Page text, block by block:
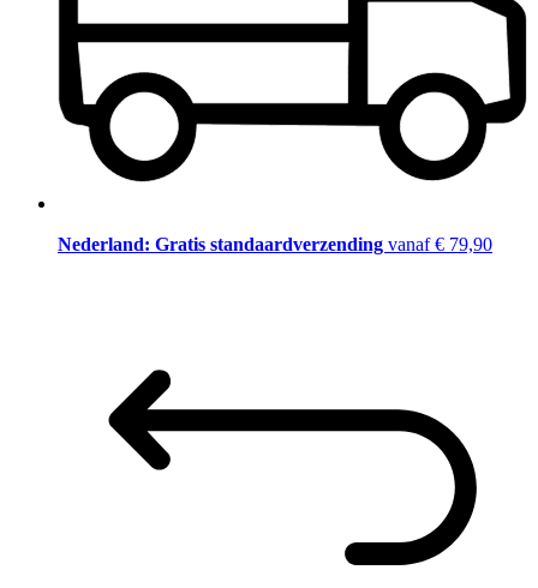
Nederland: Gratis standaardverzending vanaf € 79,90